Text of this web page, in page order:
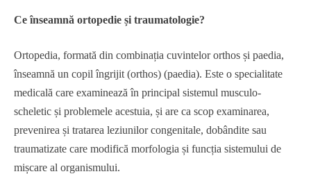
Ce înseamnă ortopedie și traumatologie?
Ortopedia, formată din combinația cuvintelor orthos și paedia,
înseamnă un copil îngrijit (orthos) (paedia). Este o specialitate
medicală care examinează în principal sistemul musculo-
scheletic și problemele acestuia, și are ca scop examinarea,
prevenirea și tratarea leziunilor congenitale, dobândite sau
traumatizate care modifică morfologia și funcția sistemului de
mișcare al organismului.